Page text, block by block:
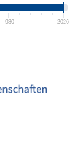
-980 2026